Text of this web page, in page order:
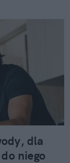
dla
niego